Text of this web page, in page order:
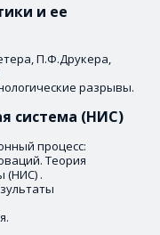
и ее
П.Ф.Друкера,
разрывы.
система (НИС)
процесс:
Теория
(НИС) .